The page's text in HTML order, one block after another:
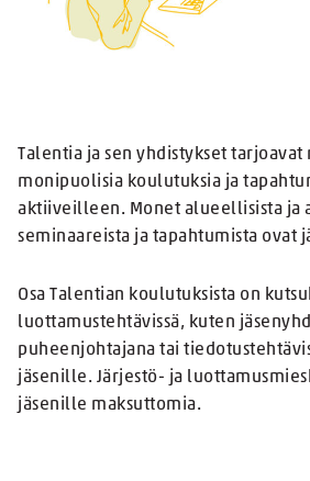
Talentia ja sen yhdistykset tarjoavat
monipuolisia koulutuksia ja
aktiiveilleen. Monet alueellisista ja
seminaareista ja tapahtumista ovat
Osa Talentian koulutuksista on
luottamustehtävissä, kuten
puheenjohtajana tai
jäsenille. Järjestö- ja
jäsenille maksuttomia.